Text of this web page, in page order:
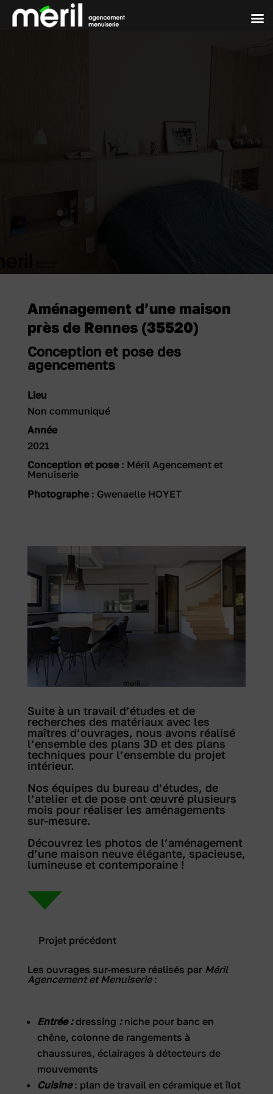
Aménagement d’une maison
près de Rennes (35520)
Conception et pose des
agencements
Lieu
Non communiqué
Année
2021
Conception et pose : Méril Agencement et
Menuiserie
Photographe: Gwenaelle HOYET
Suite à un travail d’études et de
recherches des matériaux avec les
maîtres d’ouvrages, nous avons réalisé
l’ensemble des plans 3D et des plans
techniques pour l’ensemble du projet
intérieur.
Nos équipes du bureau d’études, de
l’atelier et de pose ont œuvré plusieurs
mois pour réaliser les aménagements
sur-mesure.
Découvrez les photos de l’aménagement
d’une maison neuve élégante, spacieuse,
lumineuse et contemporaine !
Projet précédent
Les ouvrages sur-mesure réalisés par Méril
Agencement et Menuiserie:
Entrée :dressing :niche pour banc en
chêne, colonne de rangements à
chaussures, éclairages à détecteurs de
mouvements
Cuisine: plan de travail en céramique et îlot